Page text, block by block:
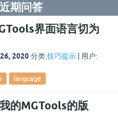
期问答
界面语言切为
2020 分类:技巧提示
用户:
language
的MGTools的版